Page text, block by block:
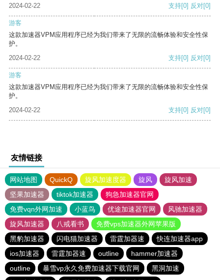
2024-02-22 支持[0] 反对[0]
游客
这款加速器VPM应用程序已经为我们带来了无限的流畅体验和安全性保
护。
2024-02-22
支持[0] 反对[0]
游客
这款加速器VPM应用程序已经为我们带来了无限的流畅体验和安全性保
护。
2024-02-22
支持[0] 反对[0]
友情链接
网站地图 QuickQ 旋风加速度器 旋风
旋风加速
坚果加速器
tiktok加速器
狗急加速器官网
免费vqn外网加速
小蓝鸟 优途加速器官网
风驰加速器
旋风加速器
八戒看书
免费vps加速器外网苹果版
黑豹加速器
闪电猫加速器 雷霆加器速
快连加速器app
ios加速器
雷霆加器速 outline
hammer加速器
outline
暴雪vp永久免费加速器下载官网
黑洞加速